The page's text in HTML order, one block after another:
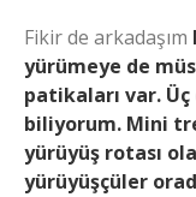
Fikir de arkadaşım
yürümeye de
patikaları var.
biliyorum. Mini
yürüyüş rotası
yürüyüşçüler